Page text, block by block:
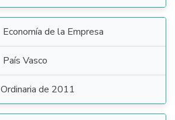
Economía de la Empresa
País Vasco
Ordinaria de 2011